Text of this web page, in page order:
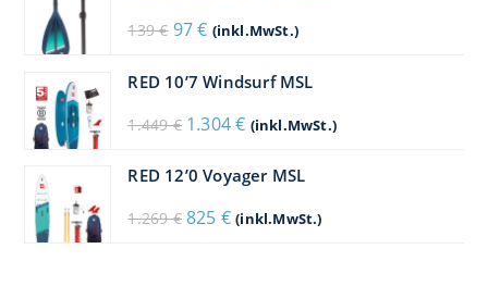
139€ Ursprünglicher
Preis
139 €
97€Aktueller
Preis
97 €.
(inkl.MwSt.)
RED 10’7 Windsurf MSL
1.449€ Ursprünglicher
Preis
1.449 €
1.304€Aktueller
Preis
1.304 €.
(inkl.MwSt.)
RED 12’0 Voyager MSL
1.269€ Ursprünglicher
Preis
825 €Aktueller
Preis
(inkl.MwSt.)